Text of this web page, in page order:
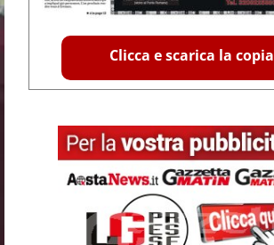
Clicca e scarica la copia